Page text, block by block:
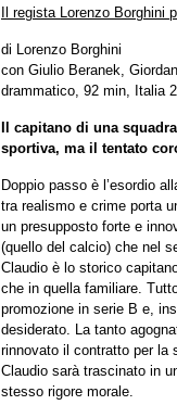
Il regista Lorenzo
di Lorenzo Borghini
con Giulio Beranek,
drammatico, 92 min, Italia
Il capitano di una
sportiva, ma il tentato
Doppio passo è l’esordio
tra realismo e crime porta
un presupposto forte e
(quello del calcio) che nel
Claudio è lo storico
che in quella familiare.
promozione in serie B e,
desiderato. La tanto
rinnovato il contratto per la
Claudio sarà trascinato in
stesso rigore morale.